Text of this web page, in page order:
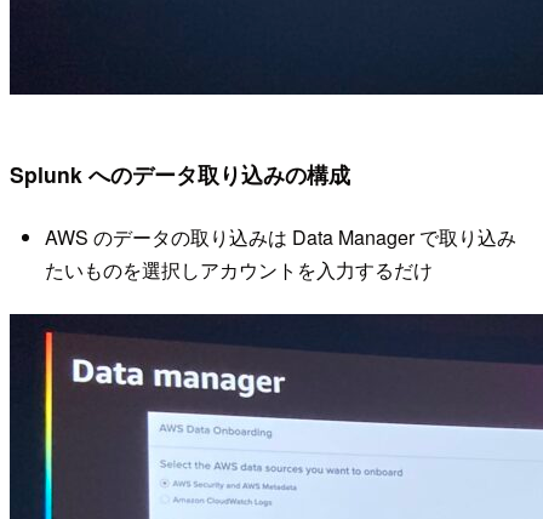
Splunk へのデータ取り込みの構成
AWS のデータの取り込みは Data Manager で取り込み
たいものを選択しアカウントを入力するだけ